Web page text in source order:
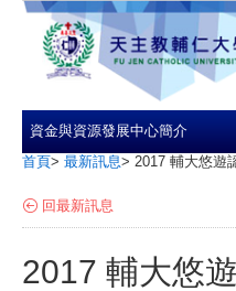
資金與資源發展中心簡介
首頁> 最新訊息> 2017 輔大悠遊
回最新訊息
2017 輔大悠